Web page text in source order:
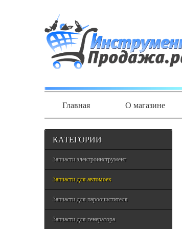
Главная О магазине
КАТЕГОРИИ
Запчасти электроинструмент
Запчасти для автомоек
Запчасти для пароочистителя
Запчасти для генератора